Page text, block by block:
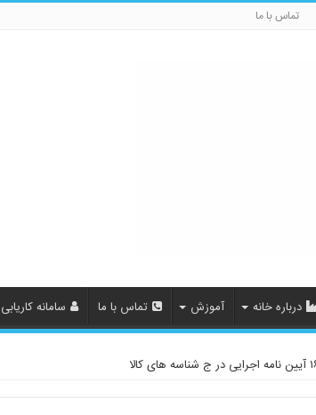
تماس با ما
درباره خانه آموزش تماس با ما سامانه کاریابی